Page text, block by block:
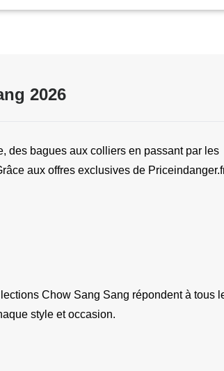
2026
des bagues aux colliers en passant par les
aux offres exclusives de
Chow Sang Sang répondent à tous
style et occasion.